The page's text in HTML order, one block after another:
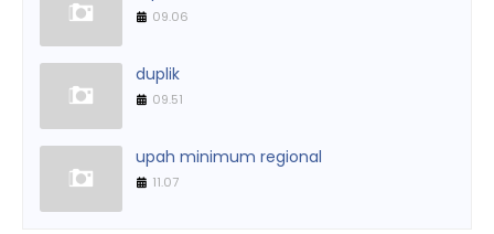
09.06
duplik
09.51
upah minimum regional
11.07